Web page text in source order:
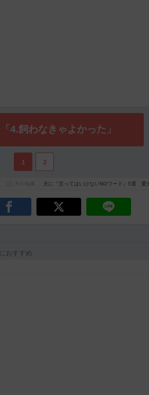
4.飼わなきゃよかった」
1 2
犬に『言ってはいけないNGワード』5選 愛
おすすめ